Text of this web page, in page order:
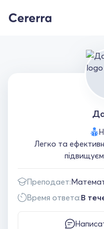
Легко та
Преподает:
Время ответа:В